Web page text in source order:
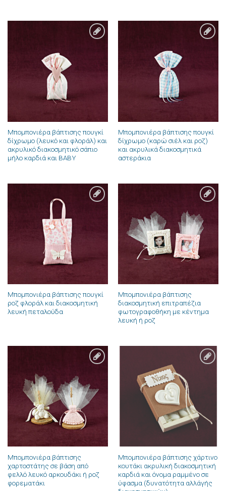
Μπομπονιέρα βάπτισης πουγκί
δίχρωμο (λευκό και φλοράλ) και
ακρυλικό διακοσμητικό σάπιο
μήλο καρδιά και BABY
Μπομπονιέρα βάπτισης πουγκί
δίχρωμο (καρώ σιέλ και ροζ)
και ακρυλικά διακοσμητικά
αστεράκια
Μπομπονιέρα βάπτισης πουγκί
ροζ φλοράλ και διακοσμητική
λευκή πεταλούδα
Πρόσθήκη
στην λίστα
επιθυμιών
Μπομπονιέρα βάπτισης
διακοσμητική επιτραπέζια
φωτογραφοθήκη με κέντημα
λευκή ή ροζ
στην λίστα
επιθυμιών
Μπομπονιέρα βάπτισης
χαρτοστάτης σε βάση από
φελλό λευκό αρκουδάκι ή ροζ
φορεματάκι
στην λίστα
επιθυμιών
Μπομπονιέρα βάπτισης χάρτινο
κουτάκι ακρυλική διακοσμητική
καρδιά και όνομα ραμμένο σε
ύφασμα (δυνατότητα αλλάγής